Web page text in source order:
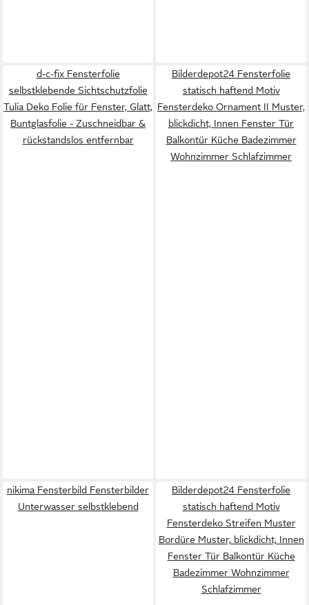
d-c-fix Fensterfolie
selbstklebende Sichtschutzfolie
Tulia Deko Folie für Fenster, Glatt,
Buntglasfolie - Zuschneidbar &
rückstandslos entfernbar
Bilderdepot24 Fensterfolie
statisch haftend Motiv
Fensterdeko Ornament II Muster,
blickdicht, Innen Fenster Tür
Balkontür Küche Badezimmer
Wohnzimmer Schlafzimmer
nikima Fensterbild Fensterbilder
Unterwasser selbstklebend
Bilderdepot24 Fensterfolie
statisch haftend Motiv
Fensterdeko Streifen Muster
Bordüre Muster, blickdicht, Innen
Fenster Tür Balkontür Küche
Badezimmer Wohnzimmer
Schlafzimmer